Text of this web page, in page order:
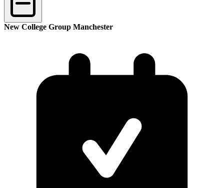
New College Group Manchester